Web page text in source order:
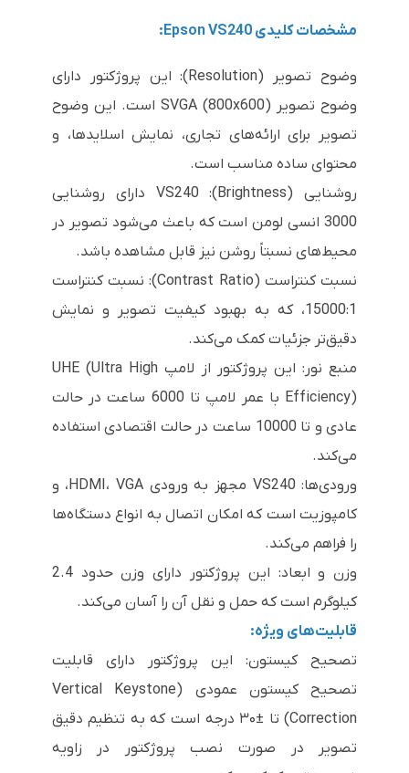
مشخصات کلیدی Epson VS240:
وضوح تصویر (Resolution): این پروژکتور دارای
وضوح تصویر SVGA (800x600) است. این وضوح
تصویر برای ارائه‌های تجاری، نمایش اسلایدها، و
محتوای ساده مناسب است.
روشنایی (Brightness): VS240 دارای روشنایی
3000 انسی لومن است که باعث می‌شود تصویر در
محیط‌های نسبتاً روشن نیز قابل مشاهده باشد.
نسبت کنتراست (Contrast Ratio): نسبت کنتراست
15000:1، که به بهبود کیفیت تصویر و نمایش
دقیق‌تر جزئیات کمک می‌کند.
منبع نور: این پروژکتور از لامپ UHE (Ultra High
Efficiency) با عمر لامپ تا 6000 ساعت در حالت
عادی و تا 10000 ساعت در حالت اقتصادی استفاده
می‌کند.
ورودی‌ها: VS240 مجهز به ورودی HDMI، VGA، و
کامپوزیت است که امکان اتصال به انواع دستگاه‌ها
را فراهم می‌کند.
وزن و ابعاد: این پروژکتور دارای وزن حدود 2.4
کیلوگرم است که حمل و نقل آن را آسان می‌کند.
قابلیت‌های ویژه:
تصحیح کیستون: این پروژکتور دارای قابلیت
تصحیح کیستون عمودی (Vertical Keystone
Correction) تا ±۳۰ درجه است که به تنظیم دقیق
تصویر در صورت نصب پروژکتور در زاویه